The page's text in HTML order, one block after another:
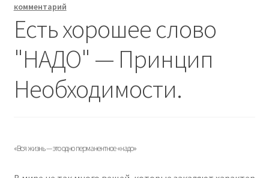
О депрессии
комментарий
Есть хорошее слово
"НАДО" — Принцип
Необходимости.
«Вся жизнь — это одно перманентное «надо»